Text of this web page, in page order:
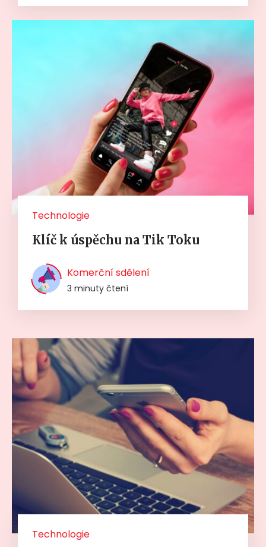
Technologie
Klíč k úspěchu na Tik Toku
Komerční sdělení
3 minuty čtení
Technologie